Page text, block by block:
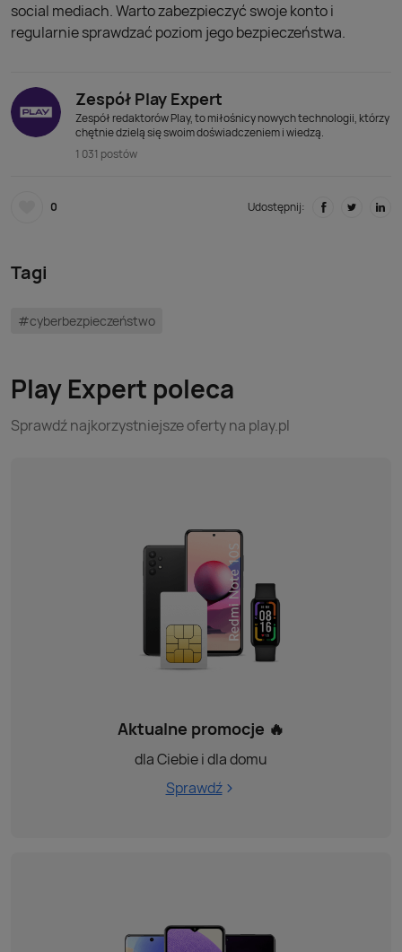
social mediach. Warto zabezpieczyć swoje konto i
regularnie sprawdzać poziom jego bezpieczeństwa.
Zespół Play Expert
Zespół redaktorów Play, to miłośnicy nowych technologii, którzy
chętnie dzielą się swoim doświadczeniem i wiedzą.
1 031 postów
0 Udostępnij:
Tagi
#cyberbezpieczeństwo
Play Expert poleca
Sprawdź najkorzystniejsze oferty na play.pl
Aktualne promocje 🔥
dla Ciebie i dla domu
Sprawdź